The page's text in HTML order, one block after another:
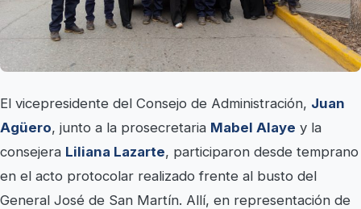
El vicepresidente del Consejo de Administración, Juan
Agüero, junto a la prosecretaria Mabel Alaye y la
consejera Liliana Lazarte, participaron desde temprano
en el acto protocolar realizado frente al busto del
General José de San Martín. Allí, en representación de